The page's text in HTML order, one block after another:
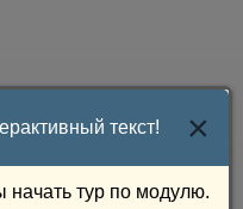
текст! ×
тур по модулю.